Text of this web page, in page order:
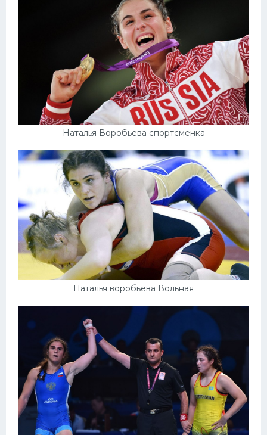
Наталья Воробьева спортсменка
Наталья воробьёва Вольная